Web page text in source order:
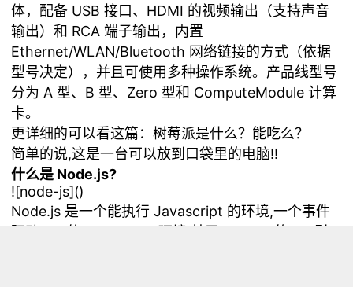
体，配备 USB 接口、HDMI 的视频输出（支持声音
输出）和 RCA 端子输出，内置
Ethernet/WLAN/Bluetooth 网络链接的方式（依据
型号决定），并且可使用多种操作系统。产品线型号
分为 A 型、B 型、Zero 型和 ComputeModule 计算
卡。
更详细的可以看这篇：树莓派是什么？能吃么？
简单的说,这是一台可以放到口袋里的电脑!!
什么是 Node.js?
![node-js]()
Node.js 是一个能执行 Javascript 的环境,一个事件